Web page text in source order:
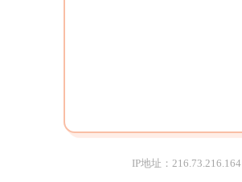
IP地址：216.73.216.164